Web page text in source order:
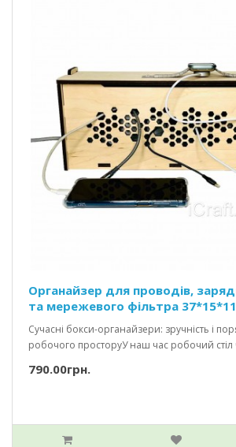
Органайзер для проводів,
та мережевого фільтра
Сучасні бокси-органайзери: зручність і
робочого просторуУ наш час робочий стіл
790.00грн.